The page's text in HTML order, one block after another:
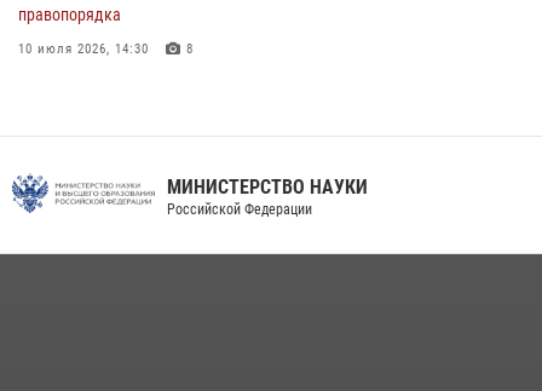
06 июля 2026, 05:30
правопорядка
10 июля 2026, 14:30 8
24 июля 2026, 12:30 14
чемпионате войск национальной гвардии Российской Федерации по
МИНИСТЕРСТВО НАУКИ
Российской Федерации